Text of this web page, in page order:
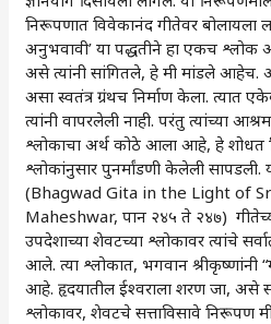
निरूपणात विवेकानंद गीतेवर
अनुभवावी‌’ या पद्धतीने हा एकच श्लोक
असे त्यांनी सांगितले, हे मी मांडले आहेच.
असा स्वतंत्र ग्रंथच निर्माण केला. त्यात
त्यांनी वापरलेली नाही. परंतु त्यांच्या
श्लोकाचा अर्थ कोठे आला आहे, हे शोधत
श्लोकांनुसार पुनर्मांडणी केलेली सापडली.
(Bhagwad Gita in the Light of
Maheshwar, पान २४५ ते २४७)
उपदेशाच्या शेवटच्या श्लोकावर त्यांचे
आले. त्या श्लोकात, भगवान श्रीकृष्णांनी
आहे. हृदयातील ईश्वराला शरण जा, असे
श्लोकावर, शेवटचे सत्ताविसावे निरूपण